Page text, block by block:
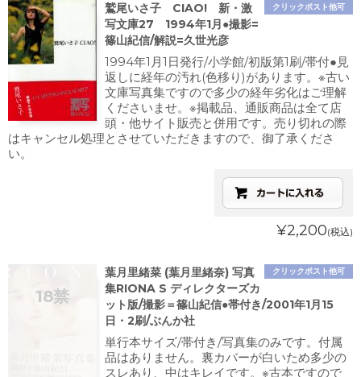
クリックポスト他可
鷲尾いさ子 CIAO! 新・激
写文庫27 1994年1月●撮影=
篠山紀信/解説=久世光彦
1994年1月1日発行/小学館/初版第1刷/帯付●見
返しに経年の汚れ(色移り)があります。※古い
文庫写真集ですので多少の経年劣化はご理解
くださいませ。※掲載品、通販商品は全て店
頭・他サイト販売と併用です。売り切れの際
はキャンセル処理とさせていただきますので、御了承くださ
い。
¥2,200(税込)
クリックポスト他可
葉月里緒菜 (葉月里緒奈) 写真
集RIONA S ディレクターズカ
ット版/撮影＝篠山紀信●帯付き/2001年1月15
日・2刷/ぶんか社
単行本サイズ/帯付き/写真集のみです。付属
品はありません。裏カバーが白いため多少の
スレあり、中はキレイです。※古本ですので